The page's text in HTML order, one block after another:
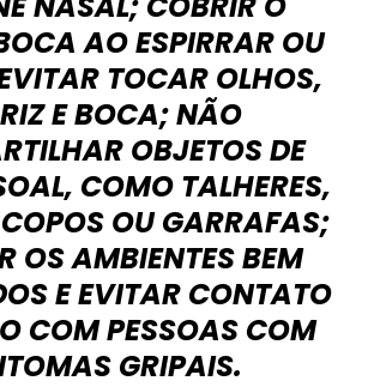
AO ESPIRRAR OU
TOCAR OLHOS,
E BOCA; NÃO
OBJETOS DE
COMO TALHERES,
OU GARRAFAS;
OS AMBIENTES BEM
E EVITAR CONTATO
COM PESSOAS COM
GRIPAIS.